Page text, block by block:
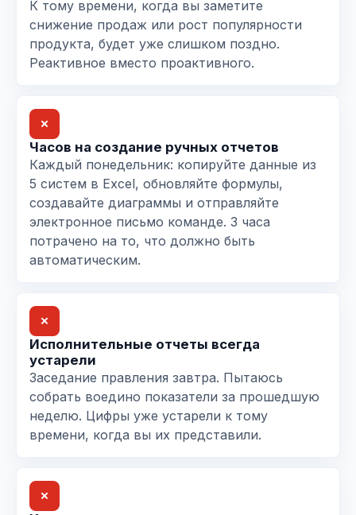
К тому времени, когда вы заметите
снижение продаж или рост популярности
продукта, будет уже слишком поздно.
Реактивное вместо проактивного.
✗
Часов на создание ручных отчетов
Каждый понедельник: копируйте данные из
5 систем в Excel, обновляйте формулы,
создавайте диаграммы и отправляйте
электронное письмо команде. 3 часа
потрачено на то, что должно быть
автоматическим.
✗
Исполнительные отчеты всегда
устарели
Заседание правления завтра. Пытаюсь
собрать воедино показатели за прошедшую
неделю. Цифры уже устарели к тому
времени, когда вы их представили.
✗